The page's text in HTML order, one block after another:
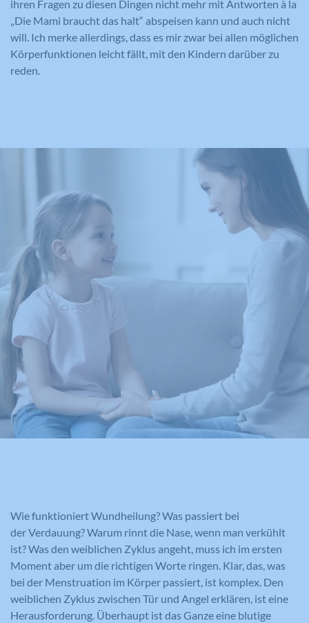
ihren Fragen zu diesen Dingen nicht mehr mit Antworten à la
„Die Mami braucht das halt“ abspeisen kann und auch nicht
will. Ich merke allerdings, dass es mir zwar bei allen möglichen
Körperfunktionen leicht fällt, mit den Kindern darüber zu
reden.
Wie funktioniert Wundheilung? Was passiert bei
der Verdauung? Warum rinnt die Nase, wenn man verkühlt
ist? Was den weiblichen Zyklus angeht, muss ich im ersten
Moment aber um die richtigen Worte ringen. Klar, das, was
bei der Menstruation im Körper passiert, ist komplex. Den
weiblichen Zyklus zwischen Tür und Angel erklären, ist eine
Herausforderung. Überhaupt ist das Ganze eine blutige